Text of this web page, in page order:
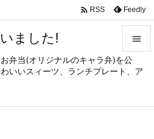
ました!
弁当(オリジナルのキャラ弁)を公
いいスィーツ、ランチプレート、ア


メニュ
サイド
 RSS Feedly